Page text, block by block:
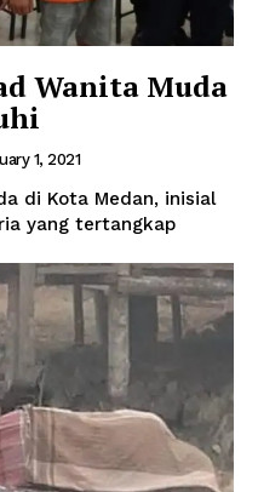
Wanita Muda
1, 2021
yang tertangkap